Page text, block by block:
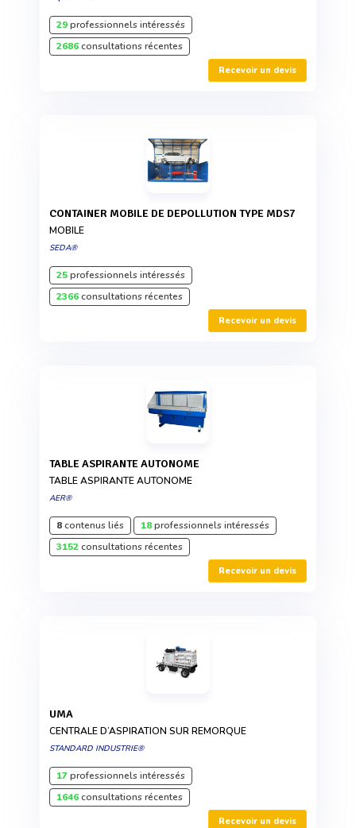
29professionnels intéressés
2686consultations récentes
Recevoir un devis
CONTAINER MOBILE DE DEPOLLUTION TYPE MDS7
MOBILE
SEDA®
25professionnels intéressés
2366consultations récentes
Recevoir un devis
TABLE ASPIRANTE AUTONOME
TABLE ASPIRANTE AUTONOME
AER®
8contenus liés 18professionnels intéressés
3152consultations récentes
Recevoir un devis
UMA
CENTRALE D’ASPIRATION SUR REMORQUE
STANDARD INDUSTRIE®
17professionnels intéressés
1646consultations récentes
Recevoir un devis